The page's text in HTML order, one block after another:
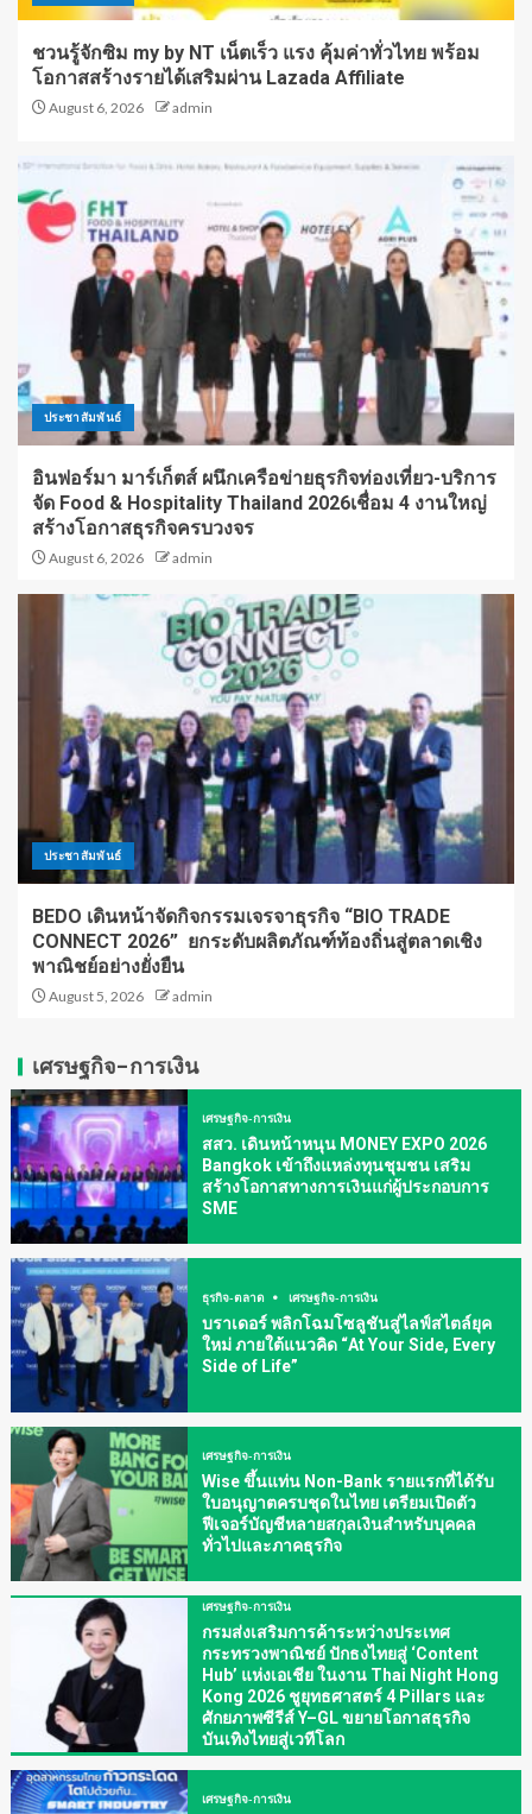
ชวนรู้จักซิม my by NT เน็ตเร็ว แรง คุ้มค่าทั่วไทย พร้อม
โอกาสสร้างรายได้เสริมผ่าน Lazada Affiliate
August 6, 2026 admin
ประชาสัมพันธ์
อินฟอร์มา มาร์เก็ตส์ ผนึกเครือข่ายธุรกิจท่องเที่ยว-บริการ
จัด Food & Hospitality Thailand 2026เชื่อม 4 งานใหญ่
สร้างโอกาสธุรกิจครบวงจร
August 6, 2026 admin
ประชาสัมพันธ์
BEDO เดินหน้าจัดกิจกรรมเจรจาธุรกิจ “BIO TRADE
CONNECT 2026” ยกระดับผลิตภัณฑ์ท้องถิ่นสู่ตลาดเชิง
พาณิชย์อย่างยั่งยืน
August 5, 2026 admin
เศรษฐกิจ-การเงิน
เศรษฐกิจ-การเงิน
สสว. เดินหน้าหนุน MONEY EXPO 2026
Bangkok เข้าถึงแหล่งทุนชุมชน เสริม
สร้างโอกาสทางการเงินแก่ผู้ประกอบการ
SME
ธุรกิจ-ตลาด เศรษฐกิจ-การเงิน
บราเดอร์ พลิกโฉมโซลูชันสู่ไลฟ์สไตล์ยุค
ใหม่ ภายใต้แนวคิด “At Your Side, Every
Side of Life”
เศรษฐกิจ-การเงิน
Wise ขึ้นแท่น Non-Bank รายแรกที่ได้รับ
ใบอนุญาตครบชุดในไทย เตรียมเปิดตัว
ฟีเจอร์บัญชีหลายสกุลเงินสำหรับบุคคล
ทั่วไปและภาคธุรกิจ
เศรษฐกิจ-การเงิน
กรมส่งเสริมการค้าระหว่างประเทศ
กระทรวงพาณิชย์ ปักธงไทยสู่ ‘Content
Hub’ แห่งเอเชีย ในงาน Thai Night Hong
Kong 2026 ชูยุทธศาสตร์ 4 Pillars และ
ศักยภาพซีรีส์ Y–GL ขยายโอกาสธุรกิจ
บันเทิงไทยสู่เวทีโลก
เศรษฐกิจ-การเงิน